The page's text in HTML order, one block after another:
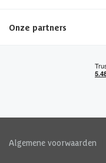
Onze partners
Algemene voorwaarden